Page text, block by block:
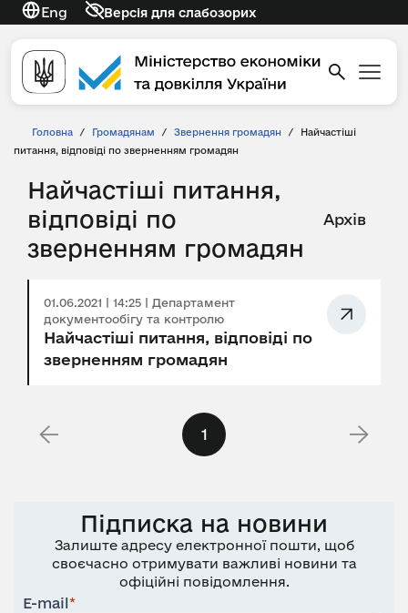
Eng Версія для слабозорих
Головна / Громадянам / Звернення громадян /
Найчастіші
питання, відповіді по зверненням громадян
Найчастіші питання,
відповіді по
зверненням громадян
Архів
01.06.2021 | 14:25 | Департамент
документообігу та контролю
Найчастіші питання, відповіді по
зверненням громадян
1
Підписка на новини
Залиште адресу електронної пошти, щоб
своєчасно отримувати важливі новини та
офіційні повідомлення.
E-mail*